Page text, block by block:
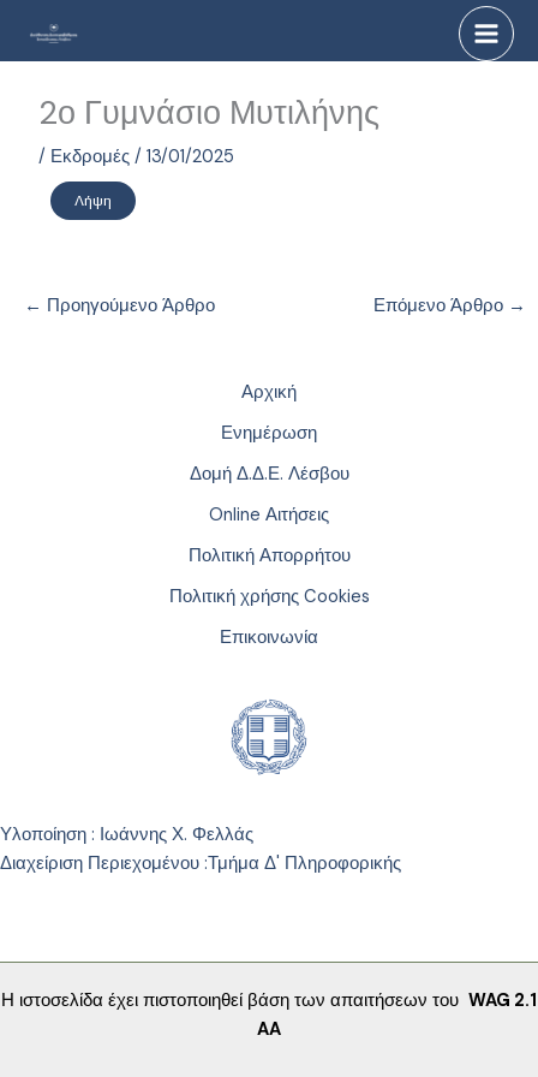
2ο Γυμνάσιο Μυτιλήνης
/ Εκδρομές /13/01/2025
Λήψη
← Προηγούμενο Άρθρο Επόμενο Άρθρο →
Αρχική
Ενημέρωση
Δομή Δ.Δ.Ε. Λέσβου
Online Αιτήσεις
Πολιτική Απορρήτου
Πολιτική χρήσης Cookies
Επικοινωνία
Υλοποίηση : Ιωάννης Χ. Φελλάς
Διαχείριση Περιεχομένου :Τμήμα Δ' Πληροφορικής
Η ιστοσελίδα έχει πιστοποιηθεί βάση των απαιτήσεων του WAG 2.1
AA